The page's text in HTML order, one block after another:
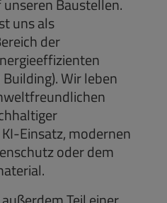
Baustellen.
uns als
der
Wir leben
Einsatz, modernen
oder dem